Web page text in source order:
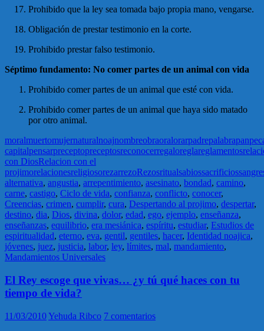
Prohibido que la ley sea tomada bajo propia mano, vengarse.
Obligación de prestar testimonio en la corte.
Prohibido prestar falso testimonio.
Séptimo fundamento: No comer partes de un animal con vida
Prohibido comer partes de un animal que esté con vida.
Prohibido comer partes de un animal que haya sido matado
por otro animal.
moralmuertomujernaturalnoajnombreobraoralorarpadrepalabrapan
capitalpensarpreceptopreceptosreconocerregaloreglareglamentos
con DiosRelacion con el
projimorelacionesreligiosorezarrezoRezosritualsabiossacrificiossangre
alternativa, angustia, arrepentimiento, asesinato, bondad, camino,
carne, castigo, Ciclo de vida, confianza, conflicto, conocer,
Creencias, crimen, cumplir, cura, Despertando al projimo, despertar,
destino, dia, Dios, divina, dolor, edad, ego, ejemplo, enseñanza,
enseñanzas, equilibrio, era mesiánica, espíritu, estudiar, Estudios de
espiritualidad, eterno, eva, gentil, gentiles, hacer, Identidad noajica,
jóvenes, juez, justicia, labor, ley, límites, mal, mandamiento,
Mandamientos Universales
El Rey escoge que vivas… ¿y tú qué haces con tu
tiempo de vida?
11/03/2010Yehuda Ribco 7 comentarios